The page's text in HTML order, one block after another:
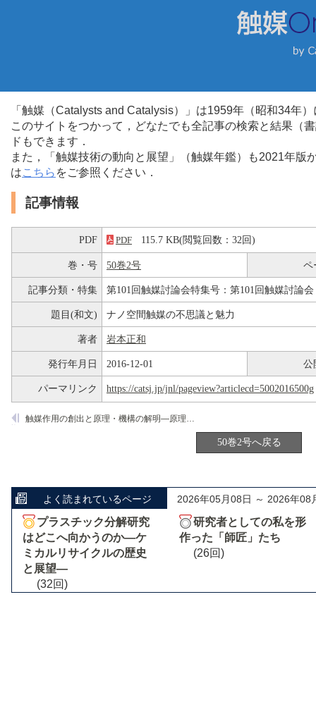
「触媒（Catalysts and Catalysis）」は1959年（昭和34年
このサイトをつかって，どなたでも全記事の検索と結果（
ドもできます．
また，「触媒技術の動向と展望」（触媒年鑑）も2021年
はこちら をご参照ください．
記事情報
PDF PDF 115.7 KB(閲覧回数：32回)
巻・号 50巻2号 ペ
記事分類・特集 第101回触媒討論会特集号：第101回触媒討論会
題目(和文) ナノ空間触媒の不思議と魅力
著者 岩本正和
発行年月日 2016-12-01 公
パーマリンク https://catsj.jp/jnl/pageview?articlecd=5002016500g
触媒作用の創出と原理・機構の解明―原理からの触媒設計へ―
50巻2号へ戻る
よく読まれているページ 2026年05月08日 ～ 2026年08
プラスチック分解研究
はどこへ向かうのか―ケ
ミカルリサイクルの歴史
と展望―
(32回)
研究者としての私を形
作った「師匠」たち
(26回)